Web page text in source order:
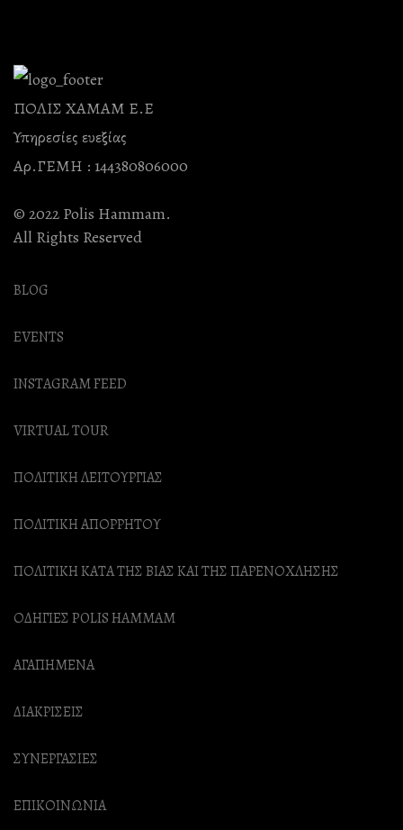
ΠΟΛΙΣ ΧΑΜΑΜ Ε.Ε
Υπηρεσίες ευεξίας
Αρ.ΓΕΜΗ : 144380806000
© 2022 Polis Hammam.
All Rights Reserved
BLOG
EVENTS
INSTAGRAM FEED
VIRTUAL TOUR
ΠΟΛΙΤΙΚΗ ΛΕΙΤΟΥΡΓΙΑΣ
ΠΟΛΙΤΙΚΗ ΑΠΟΡΡΗΤΟΥ
ΠΟΛΙΤΙΚΗ ΚΑΤΑ ΤΗΣ ΒΙΑΣ ΚΑΙ ΤΗΣ ΠΑΡΕΝΟΧΛΗΣΗΣ
ΟΔΗΓΙΕΣ POLIS HAMMAM
ΑΓΑΠΗΜΕΝΑ
ΔΙΑΚΡΙΣΕΙΣ
ΣΥΝΕΡΓΑΣΙΕΣ
ΕΠΙΚΟΙΝΩΝΙΑ